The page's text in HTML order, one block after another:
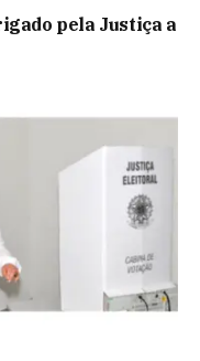
pela Justiça a